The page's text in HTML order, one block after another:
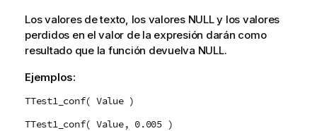
Los valores de texto, los valores NULLy los valores
perdidos en el valor de la expresión darán como
resultado que la función devuelva NULL.
Ejemplos:
TTest1_conf( Value )
TTest1_conf( Value, 0.005 )